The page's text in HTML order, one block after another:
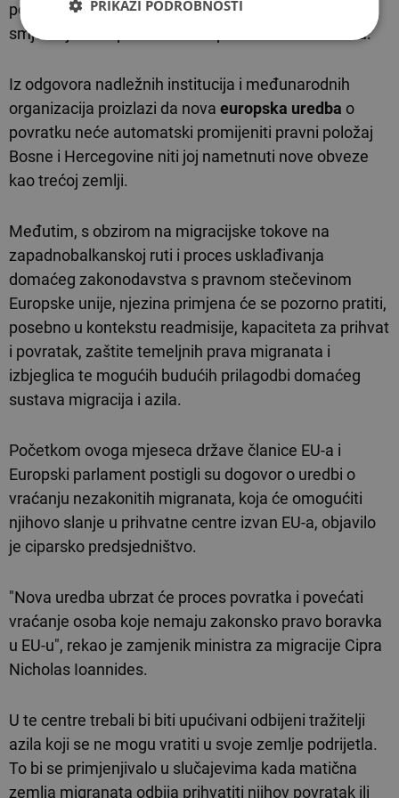
postupci povratka. Služba trenutačno raspolaže
smještajnim kapacitetima za približno 3.000 osoba.
Iz odgovora nadležnih institucija i međunarodnih
organizacija proizlazi da nova europska uredba o
povratku neće automatski promijeniti pravni položaj
Bosne i Hercegovine niti joj nametnuti nove obveze
kao trećoj zemlji.
Međutim, s obzirom na migracijske tokove na
zapadnobalkanskoj ruti i proces usklađivanja
domaćeg zakonodavstva s pravnom stečevinom
Europske unije, njezina primjena će se pozorno pratiti,
posebno u kontekstu readmisije, kapaciteta za prihvat
i povratak, zaštite temeljnih prava migranata i
izbjeglica te mogućih budućih prilagodbi domaćeg
sustava migracija i azila.
Početkom ovoga mjeseca države članice EU-a i
Europski parlament postigli su dogovor o uredbi o
vraćanju nezakonitih migranata, koja će omogućiti
njihovo slanje u prihvatne centre izvan EU-a, objavilo
je ciparsko predsjedništvo.
"Nova uredba ubrzat će proces povratka i povećati
vraćanje osoba koje nemaju zakonsko pravo boravka
u EU-u", rekao je zamjenik ministra za migracije Cipra
Nicholas Ioannides.
U te centre trebali bi biti upućivani odbijeni tražitelji
azila koji se ne mogu vratiti u svoje zemlje podrijetla.
To bi se primjenjivalo u slučajevima kada matična
zemlja migranata odbija prihvatiti njihov povratak ili
PRIKAŽI PODROBNOSTI